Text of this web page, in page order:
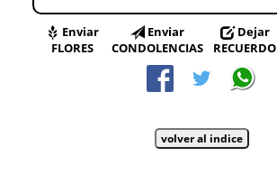
Enviar
FLORES
Enviar
CONDOLENCIAS
Dejar
RECUERDO